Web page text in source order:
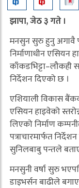
झापा, जेठ ३ गते ।
मनसुन सुरु हुनु अगावै
निर्माणाधीन एसियन
काँकडभिट्टा–लौकही
निर्देशन दिएको छ ।
एशियाली विकास
एसियन हाइवेको
लिएको निर्माण
पत्राचारमार्फत
सुनिलबाबु पन्तले
मनसुनी वर्षा सुरु
डाइभर्सन बाढीले